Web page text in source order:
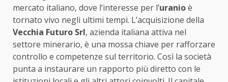
mercato italiano, dove l’interesse per l’uranioè
tornato vivo negli ultimi tempi. L’acquisizione della
Vecchia Futuro Srl, azienda italiana attiva nel
settore minerario, è una mossa chiave per rafforzare
controllo e competenze sul territorio. Così la società
punta a instaurare un rapporto più diretto con le